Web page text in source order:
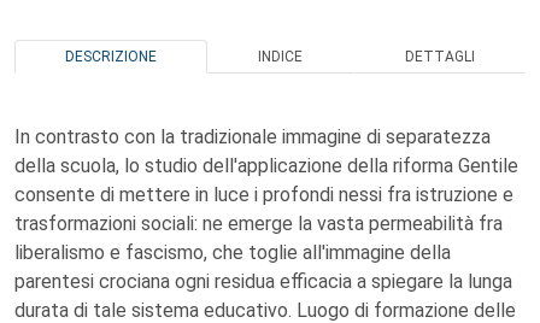
DESCRIZIONE INDICE DETTAGLI
In contrasto con la tradizionale immagine di separatezza
della scuola, lo studio dell'applicazione della riforma Gentile
consente di mettere in luce i profondi nessi fra istruzione e
trasformazioni sociali: ne emerge la vasta permeabilità fra
liberalismo e fascismo, che toglie all'immagine della
parentesi crociana ogni residua efficacia a spiegare la lunga
durata di tale sistema educativo. Luogo di formazione delle